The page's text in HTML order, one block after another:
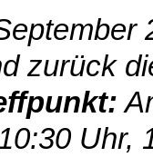
zurück
Uhr,